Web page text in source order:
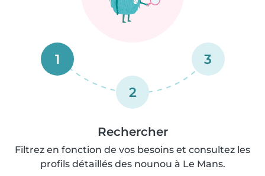
1
2
3
Rechercher
Filtrez en fonction de vos besoins et consultez les
profils détaillés des nounou à Le Mans.